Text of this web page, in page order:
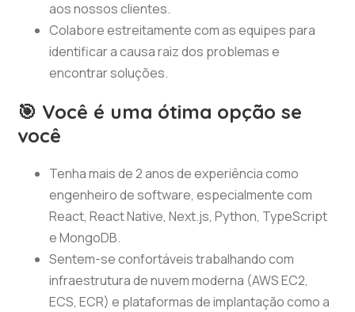
aos nossos clientes.
Colabore estreitamente com as equipes para
identificar a causa raiz dos problemas e
encontrar soluções.
🎯 Você é uma ótima opção se
você
Tenha mais de 2 anos de experiência como
engenheiro de software, especialmente com
React, React Native, Next.js, Python, TypeScript
e MongoDB.
Sentem-se confortáveis trabalhando com
infraestrutura de nuvem moderna (AWS EC2,
ECS, ECR) e plataformas de implantação como a